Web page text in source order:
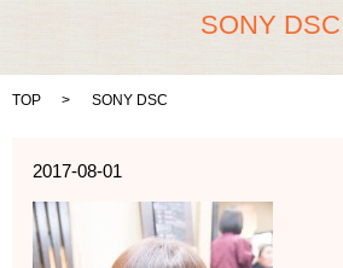
SONY DSC
TOP SONY DSC
2017-08-01